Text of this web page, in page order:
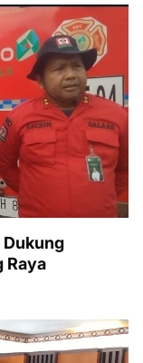
Dukung
Raya